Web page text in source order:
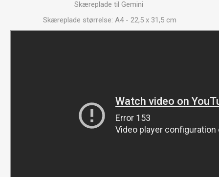
Skæreplade til Gemini
Skæreplade størrelse: A4 - 22,5 x 31,5 cm